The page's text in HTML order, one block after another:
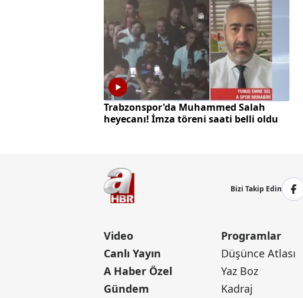
Trabzonspor'da Muhammed Salah
heyecanı! İmza töreni saati belli oldu
Bizi Takip Edin
Video
Canlı Yayın
A Haber Özel
Gündem
Programlar
Düşünce Atlası
Yaz Boz
Kadraj